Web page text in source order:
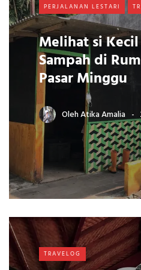
PERJALANAN LESTARI
Melihat si
Sampah di
Pasar Minggu
OlehAtika Amalia
TRAVELOG